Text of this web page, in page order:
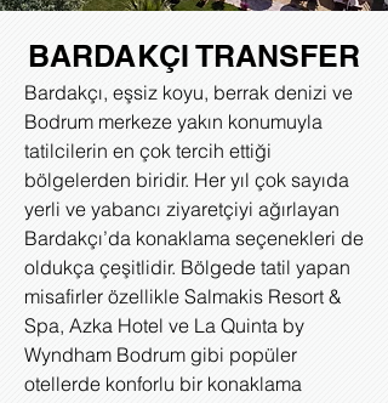
BARDAKÇI TRANSFER
Bardakçı, eşsiz koyu, berrak denizi ve
Bodrum merkeze yakın konumuyla
tatilcilerin en çok tercih ettiği
bölgelerden biridir. Her yıl çok sayıda
yerli ve yabancı ziyaretçiyi ağırlayan
Bardakçı’da konaklama seçenekleri de
oldukça çeşitlidir. Bölgede tatil yapan
misafirler özellikle Salmakis Resort &
Spa, Azka Hotel ve La Quinta by
Wyndham Bodrum gibi popüler
otellerde konforlu bir konaklama